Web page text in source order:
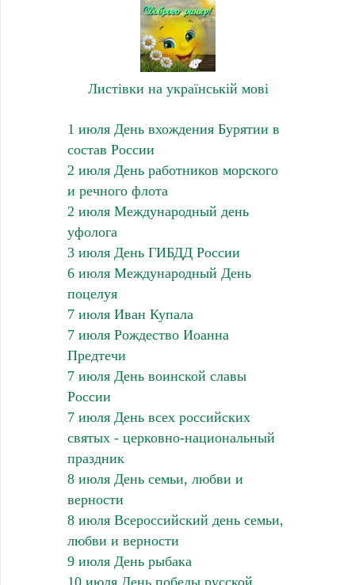
Листівки на українській мові
1 июля День вхождения Бурятии в
состав России
2 июля День работников морского
и речного флота
2 июля Международный день
уфолога
3 июля День ГИБДД России
6 июля Международный День
поцелуя
7 июля Иван Купала
7 июля Рождество Иоанна
Предтечи
7 июля День воинской славы
России
7 июля День всех российских
святых - церковно-национальный
праздник
8 июля День семьи, любви и
верности
8 июля Всероссийский день семьи,
любви и верности
9 июля День рыбака
10 июля День победы русской